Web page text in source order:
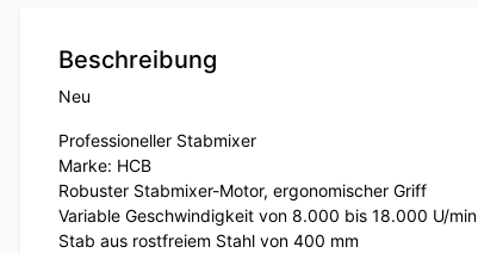
Beschreibung
Neu
Professioneller Stabmixer
Marke: HCB
Robuster Stabmixer-Motor, ergonomischer Griff
Variable Geschwindigkeit von 8.000 bis 18.000 U/min
Stab aus rostfreiem Stahl von 400 mm